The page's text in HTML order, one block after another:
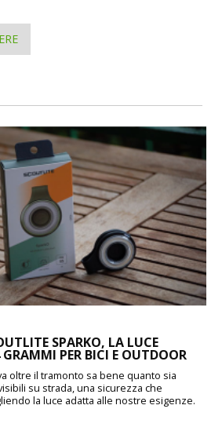
SPARKO, LA LUCE
PER BICI E OUTDOOR
oltre il tramonto sa bene quanto sia
su strada, una sicurezza che
la luce adatta alle nostre esigenze.